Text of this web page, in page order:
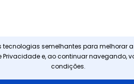
tecnologias semelhantes para melhorar
Privacidadee, ao continuar navegando,
condições.